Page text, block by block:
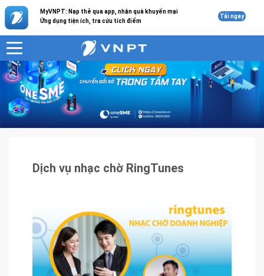
MyVNPT: Nạp thẻ qua app, nhận quà khuyến mại
Ứng dụng tiện ích, tra cứu tích điểm
Tải ngay
VNPT Sản phẩm - Dịch vụ Dịch vụ nhạc chờ RingTunes
Dịch vụ nhạc chờ RingTunes